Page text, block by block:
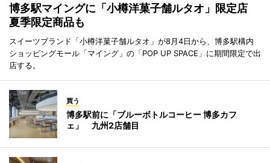
博多駅マイングに「小樽洋菓子舗ルタオ」限定店
夏季限定商品も
スイーツブランド「小樽洋菓子舗ルタオ」が8月4日から、博多駅構内
ショッピングモール「マイング」の「POP UP SPACE」に期間限定で出
店する。
買う
博多駅前に「ブルーボトルコーヒー 博多カフ
ェ」 九州2店舗目